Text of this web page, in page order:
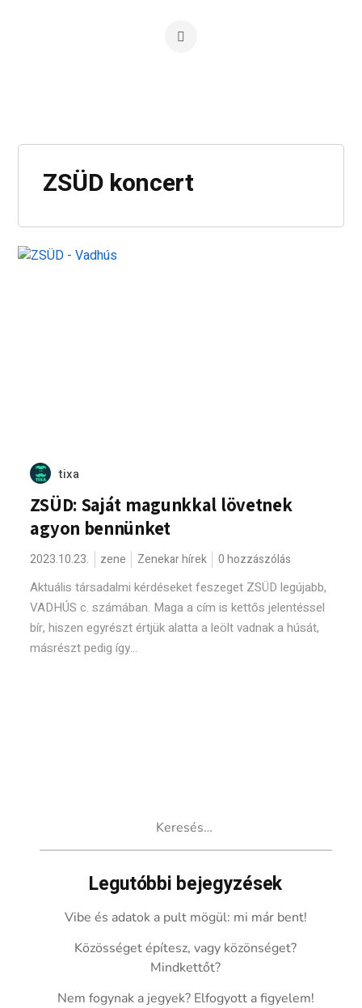
ZSÜD koncert
tixa
ZSÜD: Saját magunkkal lövetnek
agyon bennünket
2023.10.23. zene Zenekar hírek 0 hozzászólás
Aktuális társadalmi kérdéseket feszeget ZSÜD legújabb,
VADHÚS c. számában. Maga a cím is kettős jelentéssel
bír, hiszen egyrészt értjük alatta a leölt vadnak a húsát,
másrészt pedig így...
Legutóbbi bejegyzések
Vibe és adatok a pult mögül: mi már bent!
Közösséget építesz, vagy közönséget?
Mindkettőt?
Nem fogynak a jegyek? Elfogyott a figyelem!